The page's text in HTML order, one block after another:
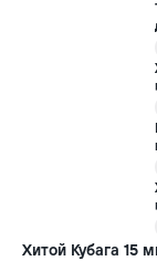
Хитой Кубага 15